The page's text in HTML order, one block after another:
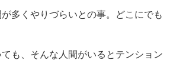
多くやりづらいとの事。どこにでも
も、そんな人間がいるとテンション